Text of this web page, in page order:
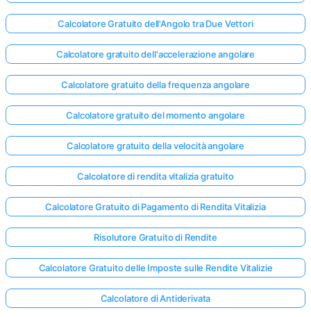
Calcolatore Gratuito dell'Angolo tra Due Vettori
Calcolatore gratuito dell'accelerazione angolare
Calcolatore gratuito della frequenza angolare
Calcolatore gratuito del momento angolare
Calcolatore gratuito della velocità angolare
Calcolatore di rendita vitalizia gratuito
Calcolatore Gratuito di Pagamento di Rendita Vitalizia
Risolutore Gratuito di Rendite
Calcolatore Gratuito delle Imposte sulle Rendite Vitalizie
Calcolatore di Antiderivata